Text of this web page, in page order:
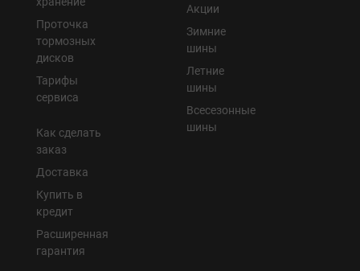
Проточка
тормозных
дисков
Тарифы
сервиса
Как сделать
заказ
Доставка
Купить в
кредит
Расширенная
гарантия
Акции
Зимние
шины
Летние
шины
Всесезонные
шины